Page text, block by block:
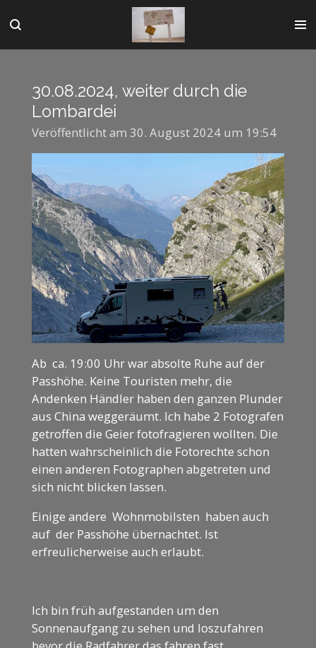
Hauptinhalt
springen
30.08.2024, weiter durch die
Lombardei
Veröffentlicht am 30. August 2024 um 19:54
Ab ca. 19:00 Uhr war absolte Ruhe auf der
Passhöhe. Keine Touristen mehr, die
Andenken Händler haben den ganzen Plunder
aus China weggeräumt. Ich habe 2 Fotografen
getroffen die Geier fotofragieren wollten. Die
hatten wahrscheinlich die Fotorechte schon
einen anderen Fotographen abgetreten und
sich nicht blicken lassen.
Einige andere Wohnmobilsten haben auch
auf der Passhöhe übernachtet. Ist
erfreulicherweise auch erlaubt.
Ich bin früh aufgestanden um den
Sonnenaufgang zu sehen und loszufahren